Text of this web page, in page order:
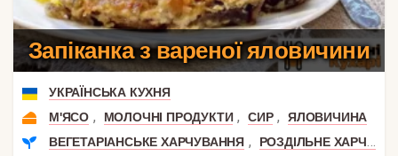
Запіканка з вареної яловичини
УКРАЇНСЬКА КУХНЯ
М'ЯСО , МОЛОЧНІ ПРОДУКТИ , СИР ,
ЯЛОВИЧИНА
ВЕГЕТАРІАНСЬКЕ ХАРЧУВАННЯ ,
РОЗДІЛЬНЕ ХАРЧУВАННЯ